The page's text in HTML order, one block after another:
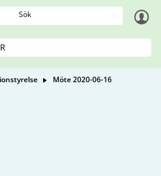
Sök
Möte 2020-06-16